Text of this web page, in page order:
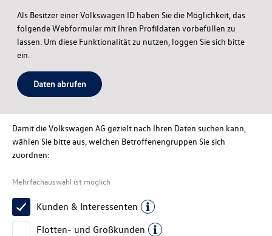
Als Besitzer einer Volkswagen ID haben Sie die Möglichkeit, das
folgende Webformular mit Ihren Profildaten vorbefüllen zu
lassen. Um diese Funktionalität zu nutzen, loggen Sie sich bitte
ein.
Daten abrufen
Damit dieVolkswagen AG gezielt nach Ihren Daten suchen kann,
wählen Sie bitte aus, welchen Betroffenengruppen Sie sich
zuordnen:
Mehrfachauswahl ist möglich
Kunden & Interessenten
Flotten- und Großkunden